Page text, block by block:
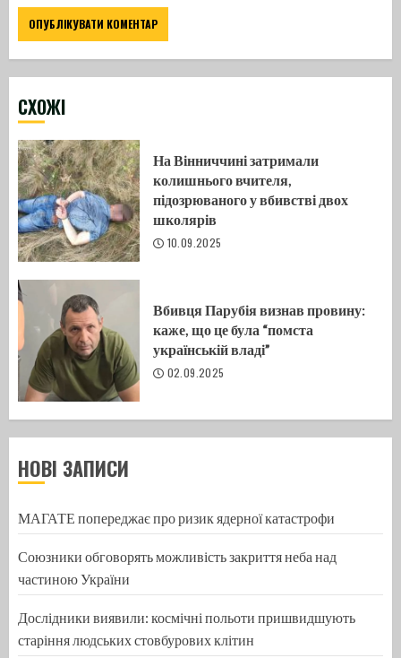
CХОЖІ
На Вінниччині затримали
колишнього вчителя,
підозрюваного у вбивстві двох
школярів
10.09.2025
Вбивця Парубія визнав провину:
каже, що це була “помста
українській владі”
02.09.2025
НОВІ ЗАПИСИ
МАГАТЕ попереджає про ризик ядерної катастрофи
Союзники обговорять можливість закриття неба над
частиною України
Дослідники виявили: космічні польоти пришвидшують
старіння людських стовбурових клітин